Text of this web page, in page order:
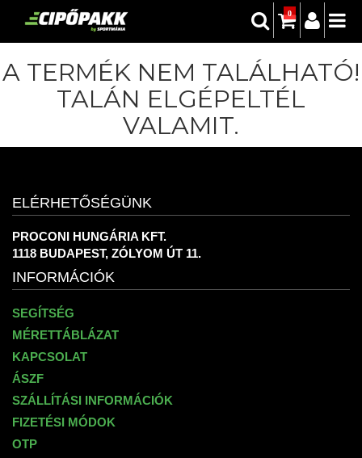
0
A TERMÉK NEM TALÁLHATÓ!
TALÁN ELGÉPELTÉL
VALAMIT.
ELÉRHETŐSÉGÜNK
PROCONI HUNGÁRIA KFT.
1118 BUDAPEST, ZÓLYOM ÚT 11.
INFORMÁCIÓK
SEGÍTSÉG
MÉRETTÁBLÁZAT
KAPCSOLAT
ÁSZF
SZÁLLÍTÁSI INFORMÁCIÓK
FIZETÉSI MÓDOK
OTP